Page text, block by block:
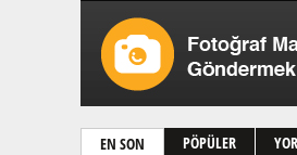
EN SON PÖPÜLER